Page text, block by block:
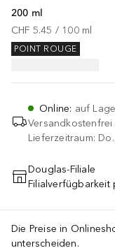
200 ml
CHF 5.45 / 100 ml
POINT ROUGE
Online: auf
Versandkostenfrei
Lieferzeitraum:
Douglas-Filiale
Filialverfügbarkeit
Die Preise in
unterscheiden.